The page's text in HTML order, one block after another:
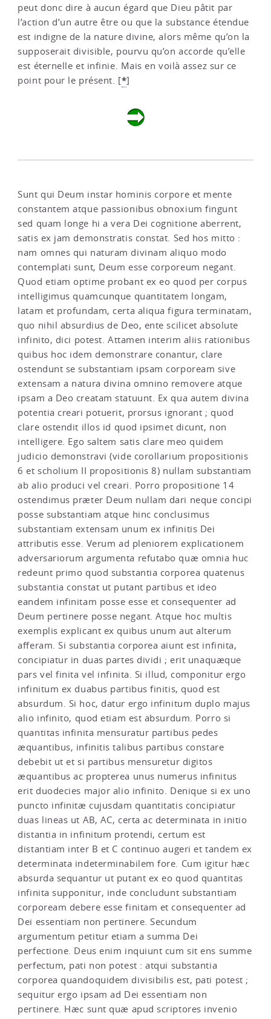
peut donc dire à aucun égard que Dieu pâtit par
l’action d’un autre être ou que la substance étendue
est indigne de la nature divine, alors même qu’on la
supposerait divisible, pourvu qu’on accorde qu’elle
est éternelle et infinie. Mais en voilà assez sur ce
point pour le présent. [*]
Sunt qui Deum instar hominis corpore et mente
constantem atque passionibus obnoxium fingunt
sed quam longe hi a vera Dei cognitione aberrent,
satis ex jam demonstratis constat. Sed hos mitto :
nam omnes qui naturam divinam aliquo modo
contemplati sunt, Deum esse corporeum negant.
Quod etiam optime probant ex eo quod per corpus
intelligimus quamcunque quantitatem longam,
latam et profundam, certa aliqua figura terminatam,
quo nihil absurdius de Deo, ente scilicet absolute
infinito, dici potest. Attamen interim aliis rationibus
quibus hoc idem demonstrare conantur, clare
ostendunt se substantiam ipsam corpoream sive
extensam a natura divina omnino removere atque
ipsam a Deo creatam statuunt. Ex qua autem divina
potentia creari potuerit, prorsus ignorant ; quod
clare ostendit illos id quod ipsimet dicunt, non
intelligere. Ego saltem satis clare meo quidem
judicio demonstravi (vide corollarium propositionis
6 et scholium II propositionis 8) nullam substantiam
ab alio produci vel creari. Porro propositione 14
ostendimus præter Deum nullam dari neque concipi
posse substantiam atque hinc conclusimus
substantiam extensam unum ex infinitis Dei
attributis esse. Verum ad pleniorem explicationem
adversariorum argumenta refutabo quæ omnia huc
redeunt primo quod substantia corporea quatenus
substantia constat ut putant partibus et ideo
eandem infinitam posse esse et consequenter ad
Deum pertinere posse negant. Atque hoc multis
exemplis explicant ex quibus unum aut alterum
afferam. Si substantia corporea aiunt est infinita,
concipiatur in duas partes dividi ; erit unaquæque
pars vel finita vel infinita. Si illud, componitur ergo
infinitum ex duabus partibus finitis, quod est
absurdum. Si hoc, datur ergo infinitum duplo majus
alio infinito, quod etiam est absurdum. Porro si
quantitas infinita mensuratur partibus pedes
æquantibus, infinitis talibus partibus constare
debebit ut et si partibus mensuretur digitos
æquantibus ac propterea unus numerus infinitus
erit duodecies major alio infinito. Denique si ex uno
puncto infinitæ cujusdam quantitatis concipiatur
duas lineas ut AB, AC, certa ac determinata in initio
distantia in infinitum protendi, certum est
distantiam inter B et C continuo augeri et tandem ex
determinata indeterminabilem fore. Cum igitur hæc
absurda sequantur ut putant ex eo quod quantitas
infinita supponitur, inde concludunt substantiam
corpoream debere esse finitam et consequenter ad
Dei essentiam non pertinere. Secundum
argumentum petitur etiam a summa Dei
perfectione. Deus enim inquiunt cum sit ens summe
perfectum, pati non potest : atqui substantia
corporea quandoquidem divisibilis est, pati potest ;
sequitur ergo ipsam ad Dei essentiam non
pertinere. Hæc sunt quæ apud scriptores invenio